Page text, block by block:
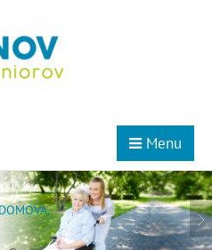
Menu
V ŠPECIALIZOVANOM
VÁS DO PORADOVNÍKA.
V DOMOVE PRE SENIOROV,